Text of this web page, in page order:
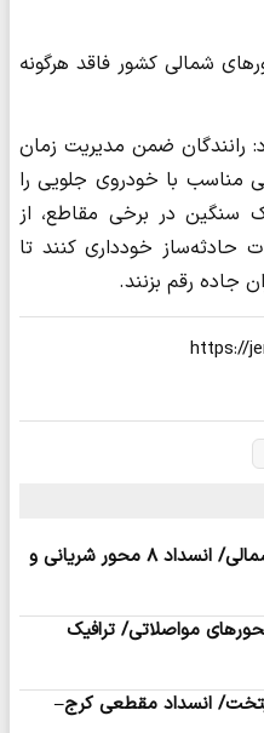
شمالی کشور فاقد هرگونه
رانندگان ضمن مدیریت زمان
مناسب با خودروی جلویی را
سنگین در برخی مقاطع، از
حادثه‌ساز خودداری کنند تا
جاده رقم بزنند.
ترافیک نیمه‌سنگین در جاده‌های شمالی/ انسداد ۸ محور شریانی و
مواصلاتی/ ترافیک
انسداد مقطعی کرج–